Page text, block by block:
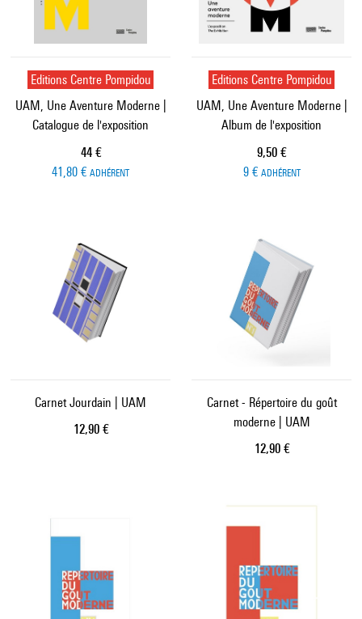
Editions Centre Pompidou
UAM, Une Aventure Moderne |
Catalogue de l'exposition
Prix ​​actuel
44 €
41,80 € ADHÉRENT
Editions Centre Pompidou
UAM, Une Aventure Moderne |
Album de l'exposition
Prix ​​actuel
9,50 €
9 € ADHÉRENT
Carnet Jourdain | UAM
Prix ​​actuel
12,90 €
Carnet - Répertoire du goût
moderne | UAM
Prix ​​actuel
12,90 €